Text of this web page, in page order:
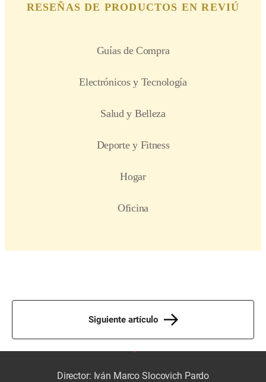
Siguiente artículo
Director: Iván Marco Slocovich Pardo